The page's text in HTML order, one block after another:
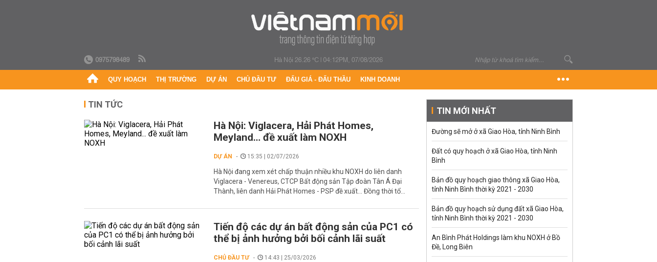
0975798489 Hà Nội 26.26 °C|04:12PM, 07/08/2026
QUY HOẠCH THỊ TRƯỜNG DỰ ÁN CHỦ ĐẦU TƯ ĐẤU GIÁ - ĐẤU THẦU KINH DOANH
TIN TỨC
Hà Nội: Viglacera, Hải Phát Homes,
Meyland... đề xuất làm NOXH
DỰ ÁN 15:35 | 02/07/2026
Hà Nội đang xem xét chấp thuận nhiều khu NOXH do liên danh
Viglacera - Venereus, CTCP Bất động sản Tập đoàn Tân Á Đại
Thành, liên danh Hải Phát Homes - PSP đề xuất... Đồng thời tổ...
Tiến độ các dự án bất động sản của PC1 có
thể bị ảnh hưởng bởi bối cảnh lãi suất
CHỦ ĐẦU TƯ 14:43 | 25/03/2026
TIN MỚI NHẤT
Đường sẽ mở ở xã Giao Hòa, tỉnh Ninh Bình
Đất có quy hoạch ở xã Giao Hòa, tỉnh Ninh
Bình
Bản đồ quy hoạch giao thông xã Giao Hòa,
tỉnh Ninh Bình thời kỳ 2021 - 2030
Bản đồ quy hoạch sử dụng đất xã Giao Hòa,
tỉnh Ninh Bình thời kỳ 2021 - 2030
An Bình Phát Holdings làm khu NOXH ở Bồ
Đề, Long Biên